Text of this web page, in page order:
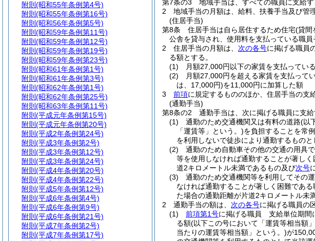
第7条の3
地域手当は、すべての職員に支給す
2
地域手当の月額は、給料、扶養手当及び管
(住居手当)
第8条
住居手当は自ら居住するため住宅(貸間
公舎を貸与され、使用料を支払っている職
2
住居手当の月額は、 次の各号に掲げる職員
る額とする。
(1)
月額27,000円以下の家賃を支払って
(2)
月額27,000円を超える家賃を支払っ
は、17,000円)を11,000円に加算した額
3
前項に規定するもののほか、住居手当の支
(通勤手当)
第8条の2
通勤手当は、次に掲げる職員に支給
(1)
通勤のため交通機関又は有料の道路(以
「運賃等」という。)を負担することを常
を利用しないで徒歩により通勤するもの
(2)
通勤のため自動車その他の交通の用具
等を使用しなければ通勤することが著し
道2キロメートル未満であるもの及び次号
(3)
通勤のため交通機関等を利用してその
なければ通勤することが著しく困難であ
た場合の通勤距離が片道2キロメートル未
2
通勤手当の額は、 次の各号に掲げる職員の
(1)
前項第1号に掲げる職員 支給単位期間
る額(以下この号において「運賃等相当額
当たりの運賃等相当額」という。)が
附則 (昭和55年条例第4号)
附則 (昭和55年条例第16号)
附則 (昭和56年条例第5号)
附則 (昭和59年条例第11号)
附則 (昭和59年条例第12号)
附則 (昭和59年条例第19号)
附則 (昭和59年条例第23号)
附則 (昭和61年条例第1号)
附則 (昭和61年条例第3号)
附則 (昭和62年条例第1号)
附則 (昭和62年条例第25号)
附則 (昭和63年条例第11号)
附則 (平成元年条例第15号)
附則 (平成元年条例第20号)
附則 (平成2年条例第24号)
附則 (平成3年条例第2号)
附則 (平成3年条例第12号)
附則 (平成3年条例第24号)
附則 (平成4年条例第20号)
附則 (平成4年条例第22号)
附則 (平成5年条例第12号)
附則 (平成6年条例第4号)
附則 (平成6年条例第9号)
附則 (平成6年条例第21号)
附則 (平成7年条例第2号)
附則 (平成7年条例第17号)